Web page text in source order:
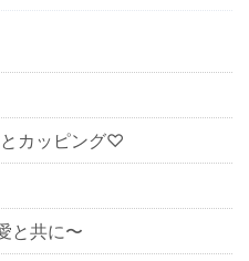
カッピング♡
と共に〜